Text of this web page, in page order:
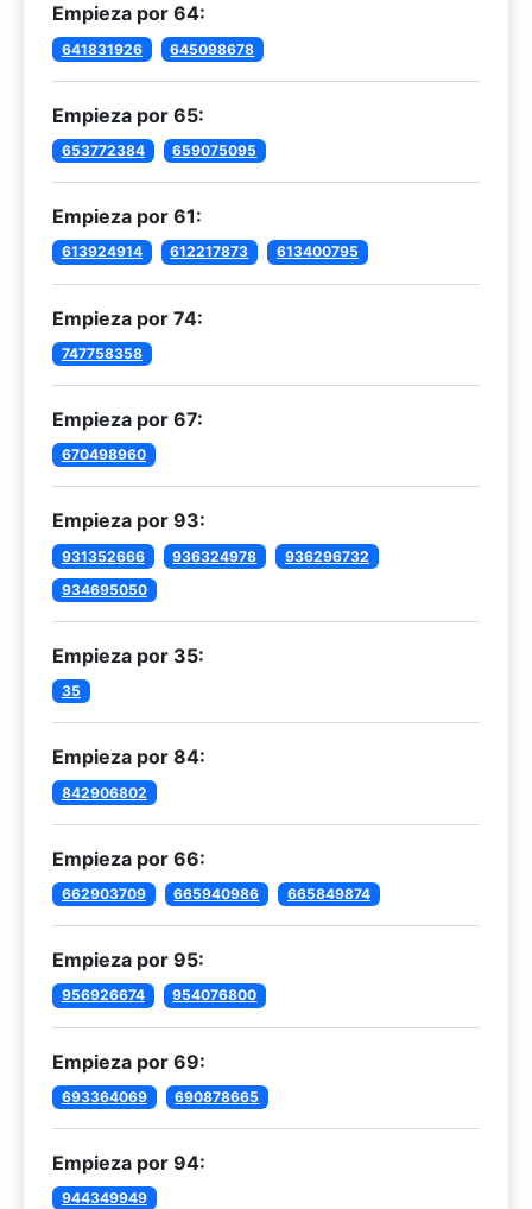
Empieza por 64:
641831926 645098678
Empieza por 65:
653772384 659075095
Empieza por 61:
613924914 612217873 613400795
Empieza por 74:
747758358
Empieza por 67:
670498960
Empieza por 93:
931352666 936324978
936296732
934695050
Empieza por 35:
35
Empieza por 84:
842906802
Empieza por 66:
662903709 665940986 665849874
Empieza por 95:
956926674 954076800
Empieza por 69:
693364069 690878665
Empieza por 94:
944349949